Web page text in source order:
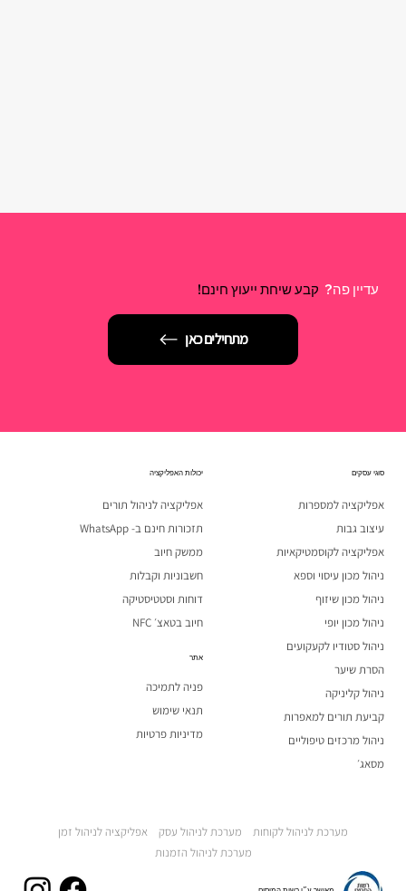
מתחילים כאן
עדיין פה? קבע שיחת ייעוץ חינם!
אפליקציה למספרות
עיצוב גבות
אפליקציה לקוסמטיקאיות
ניהול מכון עיסוי וספא
ניהול מכון שיזוף
ניהול מכון יופי
סוגי עסקים
ניהול סטודיו לקעקועים
הסרת שיער
ניהול קליניקה
קביעת תורים למאפרות
ניהול מרכזים טיפוליים
מסאג׳
יכולות האפליקציה
אפליקציה לניהול תורים
תזכורות חינם ב- WhatsApp
ממשק חיוב
חשבוניות וקבלות
דוחות וסטטיסטיקה
חיוב בטאצ׳ NFC
אתר
פניה לתמיכה
תנאי שימוש
מדיניות פרטיות
מערכת לניהול לקוחות מערכת לניהול עסק
אפליקציה לניהול זמן
מערכת לניהול הזמנות